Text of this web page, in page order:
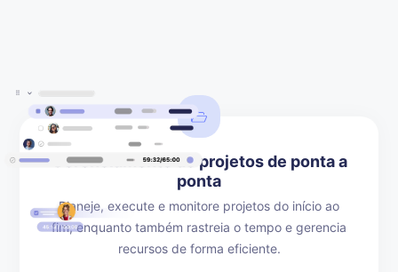
Gerenciamento de projetos de ponta a
ponta
Planeje, execute e monitore projetos do início ao
fim, enquanto também rastreia o tempo e gerencia
recursos de forma eficiente.